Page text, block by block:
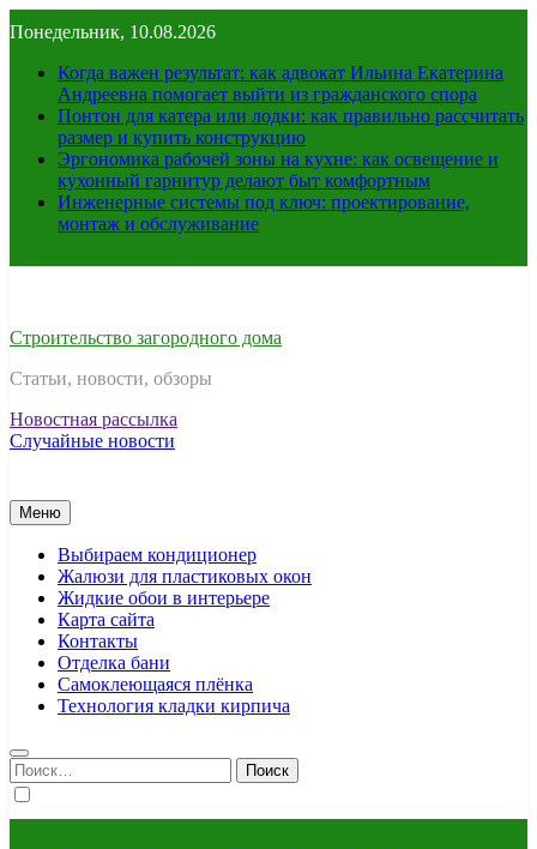
к
содержимому
Понедельник, 10.08.2026
Когда важен результат: как адвокат Ильина Екатерина
Андреевна помогает выйти из гражданского спора
Понтон для катера или лодки: как правильно рассчитать
размер и купить конструкцию
Эргономика рабочей зоны на кухне: как освещение и
кухонный гарнитур делают быт комфортным
Инженерные системы под ключ: проектирование,
монтаж и обслуживание
Строительство загородного дома
Статьи, новости, обзоры
Новостная рассылка
Случайные новости
Меню
Выбираем кондиционер
Жалюзи для пластиковых окон
Жидкие обои в интерьере
Карта сайта
Контакты
Отделка бани
Самоклеющаяся плёнка
Технология кладки кирпича
Найти: